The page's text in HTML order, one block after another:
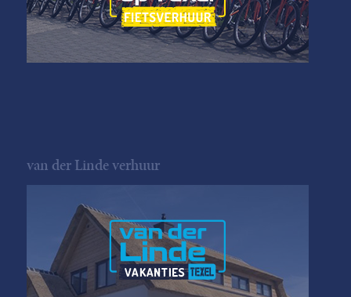
van der Linde verhuur